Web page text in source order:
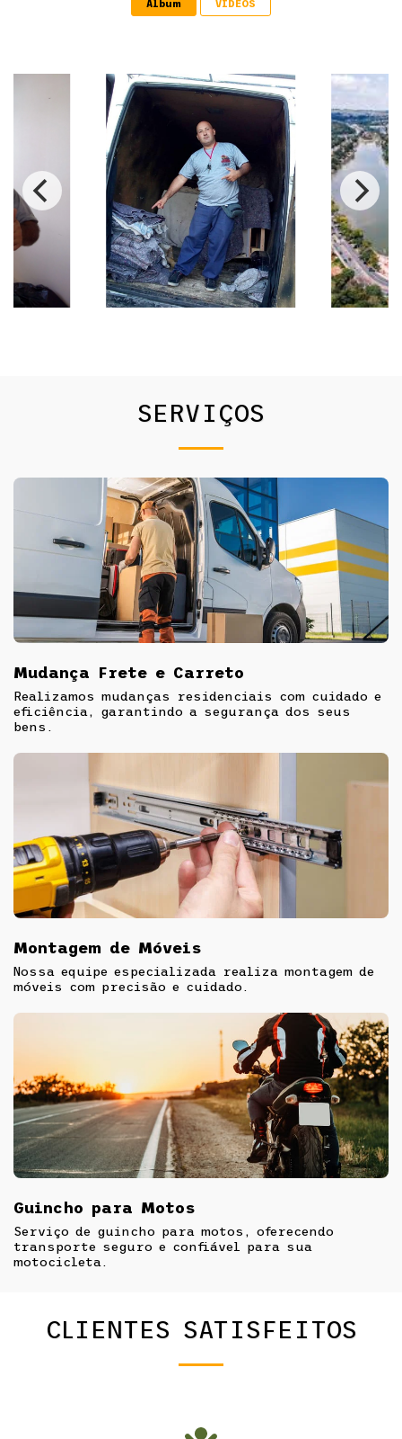
Album VIDEOS
SERVIÇOS
Mudança Frete e Carreto
Realizamos mudanças residenciais com cuidado e
eficiência, garantindo a segurança dos seus
bens.
Montagem de Móveis
Nossa equipe especializada realiza montagem de
móveis com precisão e cuidado.
Guincho para Motos
Serviço de guincho para motos, oferecendo
transporte seguro e confiável para sua
motocicleta.
CLIENTES SATISFEITOS